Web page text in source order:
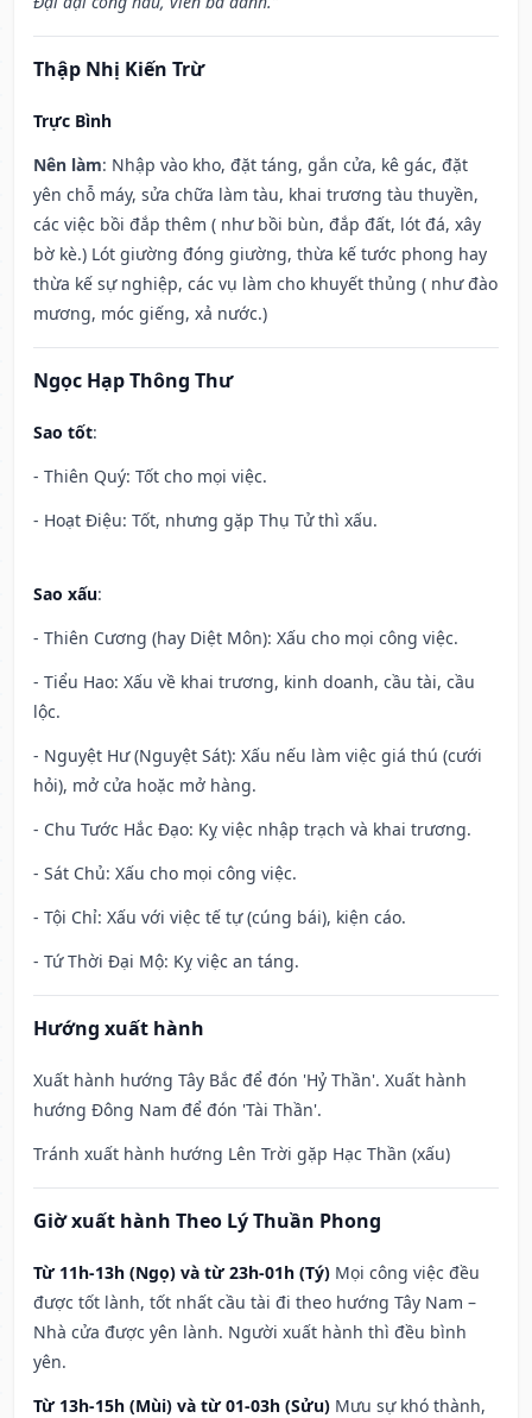
Thập Nhị Kiến Trừ
Trực Bình
Nên làm: Nhập vào kho, đặt táng, gắn cửa, kê gác, đặt
yên chỗ máy, sửa chữa làm tàu, khai trương tàu thuyền,
các việc bồi đắp thêm ( như bồi bùn, đắp đất, lót đá, xây
bờ kè.) Lót giường đóng giường, thừa kế tước phong hay
thừa kế sự nghiệp, các vụ làm cho khuyết thủng ( như đào
mương, móc giếng, xả nước.)
Ngọc Hạp Thông Thư
Sao tốt:
- Thiên Quý: Tốt cho mọi việc.
- Hoạt Điệu: Tốt, nhưng gặp Thụ Tử thì xấu.
Sao xấu:
- Thiên Cương (hay Diệt Môn): Xấu cho mọi công việc.
- Tiểu Hao: Xấu về khai trương, kinh doanh, cầu tài, cầu
lộc.
- Nguyệt Hư (Nguyệt Sát): Xấu nếu làm việc giá thú (cưới
hỏi), mở cửa hoặc mở hàng.
- Chu Tước Hắc Đạo: Kỵ việc nhập trạch và khai trương.
- Sát Chủ: Xấu cho mọi công việc.
- Tội Chỉ: Xấu với việc tế tự (cúng bái), kiện cáo.
- Tứ Thời Đại Mộ: Kỵ việc an táng.
Hướng xuất hành
Xuất hành hướng Tây Bắc để đón 'Hỷ Thần'. Xuất hành
hướng Đông Nam để đón 'Tài Thần'.
Tránh xuất hành hướng Lên Trời gặp Hạc Thần (xấu)
Giờ xuất hành Theo Lý Thuần Phong
Từ 11h-13h (Ngọ) và từ 23h-01h (Tý) Mọi công việc đều
được tốt lành, tốt nhất cầu tài đi theo hướng Tây Nam –
Nhà cửa được yên lành. Người xuất hành thì đều bình
yên.
Từ 13h-15h (Mùi) và từ 01-03h (Sửu) Mưu sự khó thành,